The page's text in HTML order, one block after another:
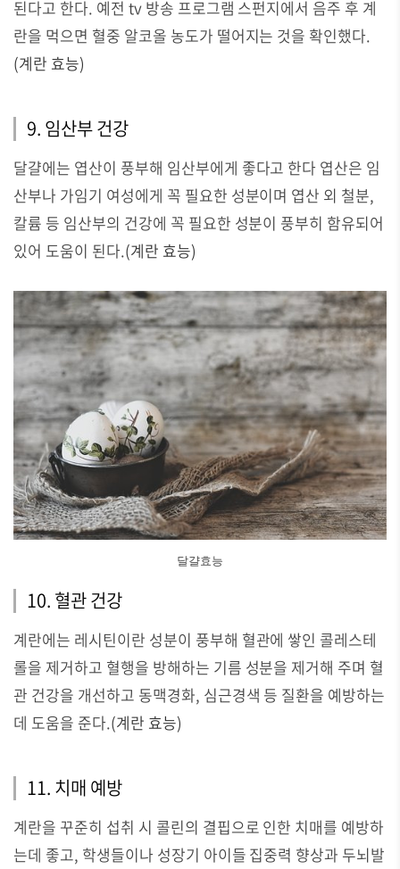
된다고 한다. 예전 tv 방송 프로그램 스펀지에서 음주 후 계
란을 먹으면 혈중 알코올 농도가 떨어지는 것을 확인했다.
(계란 효능)
9. 임산부 건강
달걀에는 엽산이 풍부해 임산부에게 좋다고 한다 엽산은 임
산부나 가임기 여성에게 꼭 필요한 성분이며 엽산 외 철분,
칼륨 등 임산부의 건강에 꼭 필요한 성분이 풍부히 함유되어
있어 도움이 된다.(계란 효능)
달걀효능
10. 혈관 건강
계란에는 레시틴이란 성분이 풍부해 혈관에 쌓인 콜레스테
롤을 제거하고 혈행을 방해하는 기름 성분을 제거해 주며 혈
관 건강을 개선하고 동맥경화, 심근경색 등 질환을 예방하는
데 도움을 준다.(계란 효능)
11. 치매 예방
계란을 꾸준히 섭취 시 콜린의 결핍으로 인한 치매를 예방하
는데 좋고, 학생들이나 성장기 아이들 집중력 향상과 두뇌발